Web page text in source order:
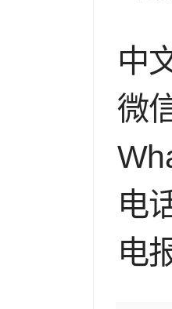
中
微
电
电